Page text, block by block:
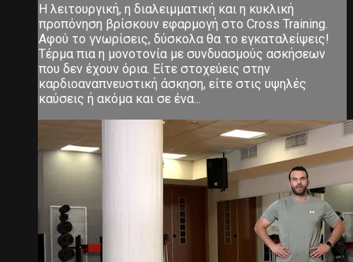
Η λειτουργική, η διαλειμματική και η κυκλική
προπόνηση βρίσκουν εφαρμογή στο Cross Training.
Αφού το γνωρίσεις, δύσκολα θα το εγκαταλείψεις!
Τέρμα πια η μονοτονία με συνδυασμούς ασκήσεων
που δεν έχουν όρια. Είτε στοχεύεις στην
καρδιοαναπνευστική άσκηση, είτε στις υψηλές
καύσεις ή ακόμα και σε ένα...